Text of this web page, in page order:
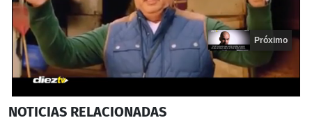
seconds
Próximo
NOTICIAS RELACIONADAS